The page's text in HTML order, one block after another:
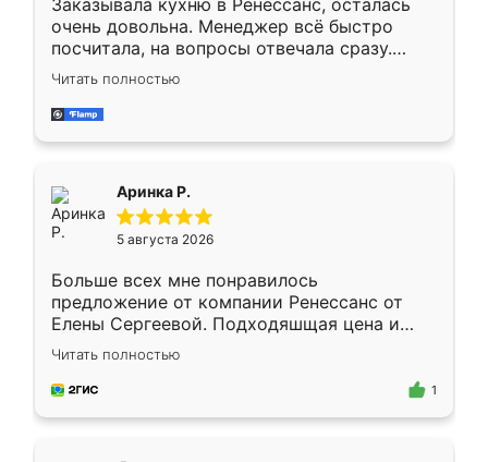
Заказывала кухню в Ренессанс, осталась
очень довольна. Менеджер всё быстро
посчитала, на вопросы отвечала сразу.
Замерщик приехал в субботу, подошёл к
делу со всей ответственностью. Собрали
за день, ребята работали аккуратно, даже
Читать полностью
Аринка Р.
5 августа 2026
Больше всех мне понравилось
предложение от компании Ренессанс от
Елены Сергеевой. Подходяшщая цена и
короткие сроки изготовления. Приехавший
для замера сотрудник Владислав
предложил по моему эскизу самый
Читать полностью
1